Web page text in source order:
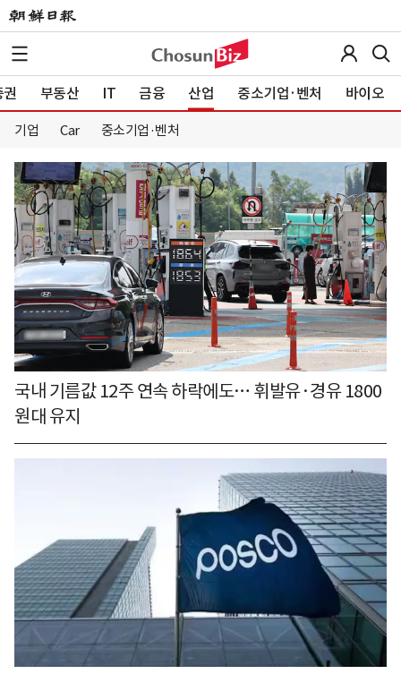
부동산 IT 금융 산업 중소기업·벤처 바이오
기업 Car 중소기업·벤처
국내 기름값 12주 연속 하락에도… 휘발유·경유 1800
원대 유지